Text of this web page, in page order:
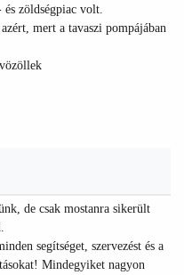
zöldségpiac volt.
mert a tavaszi pompájában
de csak mostanra sikerült
segítséget, szervezést és a
Mindegyiket nagyon